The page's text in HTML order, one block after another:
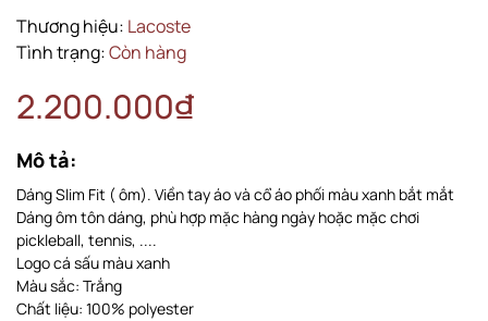
Thương hiệu: Lacoste
Tình trạng:Còn hàng
2.200.000₫
Mô tả:
Dáng Slim Fit ( ôm). Viền tay áo và cổ áo phối màu xanh bắt mắt
Dáng ôm tôn dáng, phù hợp mặc hàng ngày hoặc mặc chơi
pickleball, tennis, ....
Logo cá sấu màu xanh
Màu sắc: Trắng
Chất liệu: 100% polyester